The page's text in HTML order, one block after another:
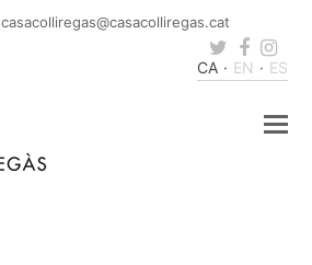
casacolliregas@casacolliregas.cat
Twitter
CA EN ES